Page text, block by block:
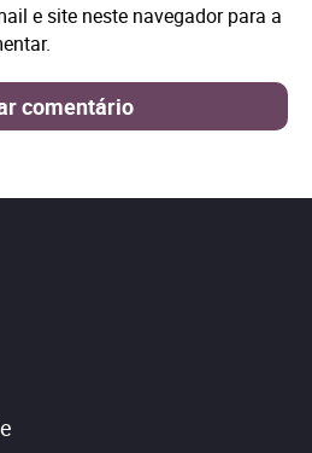
e site neste navegador para a